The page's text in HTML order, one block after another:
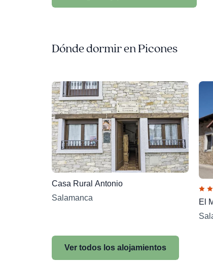
Dónde dormir en Picones
Casa Rural Antonio
Salamanca
El
Ver todos los alojamientos